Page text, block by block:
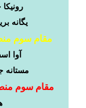
رونیکا
یگانه
مقام سوم
آوا
مستانه
مقام سوم